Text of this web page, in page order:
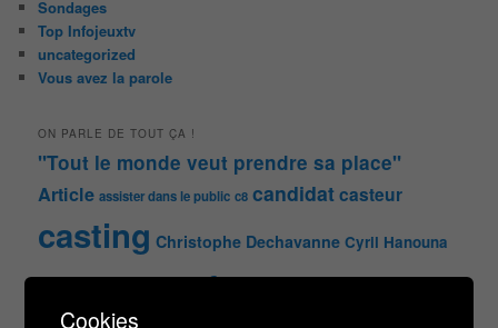
Sondages
Top Infojeuxtv
uncategorized
Vous avez la parole
ON PARLE DE TOUT ÇA !
"Tout le monde veut prendre sa place"
Article assister dans le public c8 candidatcasteur
casting Christophe Dechavanne Cyril Hanouna
france 2
Cookies